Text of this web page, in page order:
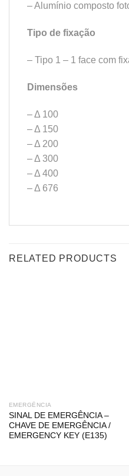
– Alumínio composto
Tipo de fixação
– Tipo 1 – 1 face com
Dimensões
– Δ 100
– Δ 150
– Δ 200
– Δ 300
– Δ 400
– Δ 676
RELATED PRODUCTS
EMERGÊNCIA
SINAL DE EMERGÊNCIA –
CHAVE DE EMERGÊNCIA /
EMERGENCY KEY (E135)